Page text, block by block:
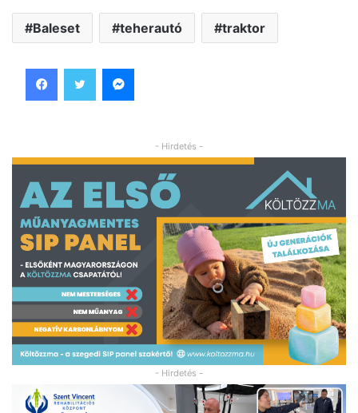
Baleset teherautó traktor
- Hirdetés -
- Hirdetés -